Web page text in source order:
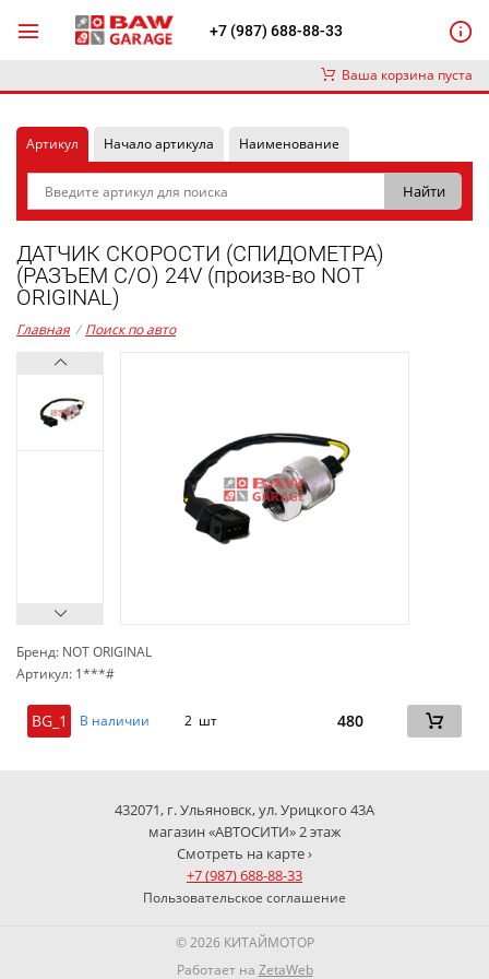
+7 (987) 688-88-33
Ваша корзина пуста
Артикул Начало артикула Наименование
ДАТЧИК СКОРОСТИ (СПИДОМЕТРА)
(РАЗЪЕМ С/О) 24V (произв-во NOT
ORIGINAL)
Главная / Поиск по авто
Бренд: NOT ORIGINAL
Артикул: 1***#
BG_1 В наличии 2 шт 480
432071, г. Ульяновск, ул. Урицкого 43А
магазин «АВТОСИТИ» 2 этаж
Смотреть на карте ›
+7 (987) 688-88-33
Пользовательское соглашение
© 2026 КИТАЙМОТОР
Работает на ZetaWeb